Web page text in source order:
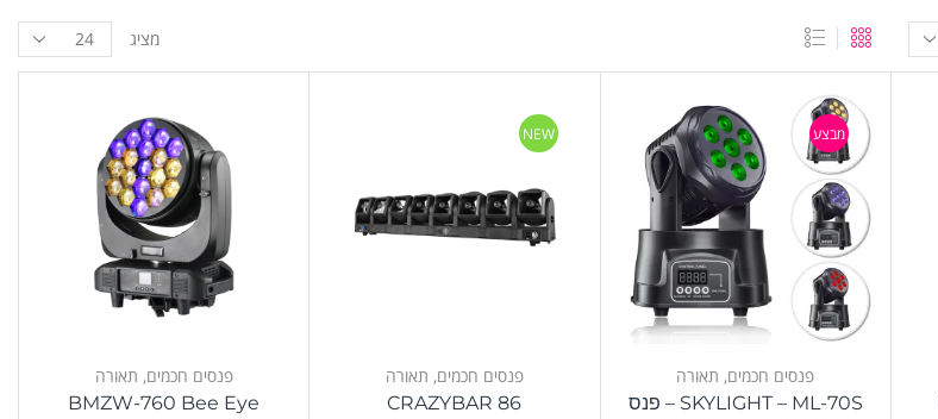
מציג
מבצע
פנסים חכמים, תאורה
SKYLIGHT – ML-70S – פנס
NEW
פנסים חכמים, תאורה
CRAZYBAR 86
פנסים חכמים, תאורה
BMZW-760 Bee Eye